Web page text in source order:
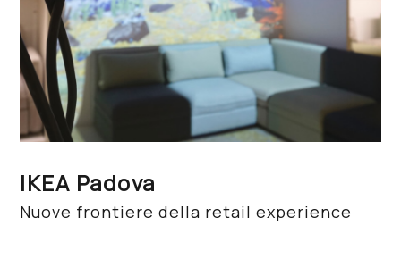
IKEA Padova
Nuove frontiere della retail experience